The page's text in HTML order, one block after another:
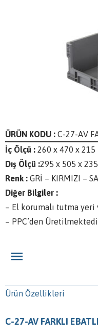
ÜRÜN KODU : C-27-AV
İç Ölçü : 260 x 470 x 215
Dış Ölçü :295 x 505 x
Renk : GRİ – KIRMIZI –
Diğer Bilgiler :
– El korumalı tutma yeri
– PPC’den
Ürün Özellikleri
C-27-AV FARKLI